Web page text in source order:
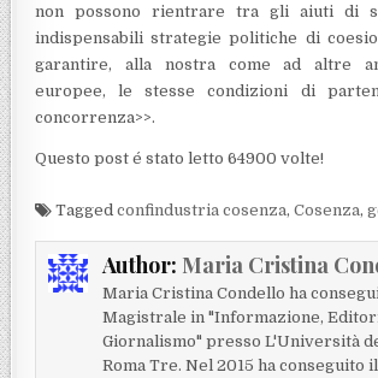
non possono rientrare tra gli aiuti di
indispensabili strategie politiche di
garantire, alla nostra come ad altre
europee, le stesse condizioni di
concorrenza>>.
Questo post é stato letto 64900 volte!
Taggedconfindustria cosenza,Cosenza,
Author: Maria Cristina
Maria Cristina Condello ha
Magistrale in "Informazione,
Giornalismo" presso L'Università
Roma Tre. Nel 2015 ha conseguito